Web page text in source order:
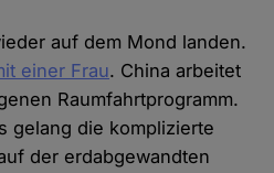
auf dem Mond landen.
einer Frau. China arbeitet
Raumfahrtprogramm.
gelang die komplizierte
der erdabgewandten